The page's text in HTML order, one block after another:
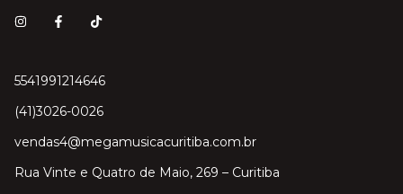
5541991214646
(41)3026-0026
vendas4@megamusicacuritiba.com.br
Rua Vinte e Quatro de Maio, 269 – Curitiba